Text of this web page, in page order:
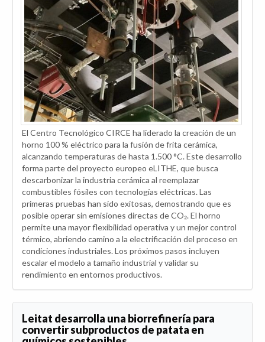
El Centro Tecnológico CIRCE ha liderado la creación de un
horno 100 % eléctrico para la fusión de frita cerámica,
alcanzando temperaturas de hasta 1.500 °C. Este desarrollo
forma parte del proyecto europeo eLITHE, que busca
descarbonizar la industria cerámica al reemplazar
combustibles fósiles con tecnologías eléctricas. Las
primeras pruebas han sido exitosas, demostrando que es
posible operar sin emisiones directas de CO₂. El horno
permite una mayor flexibilidad operativa y un mejor control
térmico, abriendo camino a la electrificación del proceso en
condiciones industriales. Los próximos pasos incluyen
escalar el modelo a tamaño industrial y validar su
rendimiento en entornos productivos.
Leitat desarrolla una biorrefinería para
convertir subproductos de patata en